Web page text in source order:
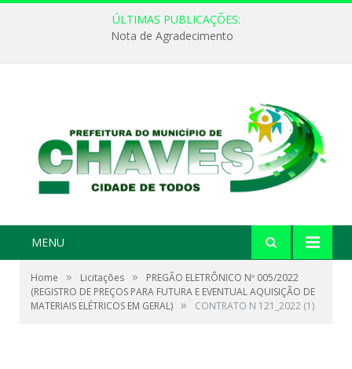
ÚLTIMAS PUBLICAÇÕES:
Nota de Agradecimento
MENU
Home » Licitações »
PREGÃO ELETRÔNICO Nº 005/2022
(REGISTRO DE PREÇOS PARA FUTURA E EVENTUAL AQUISIÇÃO DE
MATERIAIS ELÉTRICOS EM GERAL) » CONTRATO N 121_2022 (1)